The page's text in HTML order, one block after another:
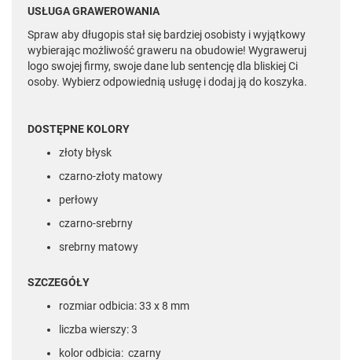
USŁUGA GRAWEROWANIA
Spraw aby długopis stał się bardziej osobisty i wyjątkowy
wybierając możliwość graweru na obudowie! Wygraweruj
logo swojej firmy, swoje dane lub sentencję dla bliskiej Ci
osoby. Wybierz odpowiednią usługę i dodaj ją do koszyka.
DOSTĘPNE KOLORY
złoty błysk
czarno-złoty matowy
perłowy
czarno-srebrny
srebrny matowy
SZCZEGÓŁY
rozmiar odbicia: 33 x 8 mm
liczba wierszy: 3
kolor odbicia: czarny